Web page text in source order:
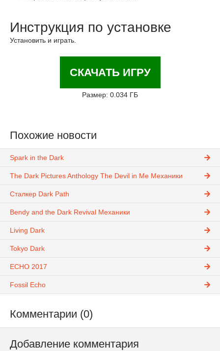
Инструкция по установке
Установить и играть.
СКАЧАТЬ ИГРУ
Размер: 0.034 ГБ
Похожие новости
Spark in the Dark
The Dark Pictures Anthology The Devil in Me Механики
Сталкер Dark Path
Bendy and the Dark Revival Механики
Living Dark
Tokyo Dark
ECHO 2017
Fossil Echo
Комментарии (0)
Добавление комментария